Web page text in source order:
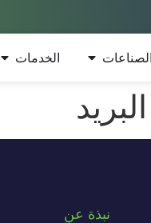
الصناعات الخدمات
نبذة عن